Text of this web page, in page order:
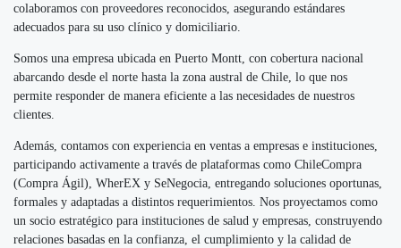
colaboramos con proveedores reconocidos, asegurando estándares
adecuados para su uso clínico y domiciliario.
Somos una empresa ubicada en Puerto Montt, con cobertura nacional
abarcando desde el norte hasta la zona austral de Chile, lo que nos
permite responder de manera eficiente a las necesidades de nuestros
clientes.
Además, contamos con experiencia en ventas a empresas e instituciones,
participando activamente a través de plataformas como ChileCompra
(Compra Ágil), WherEX y SeNegocia, entregando soluciones oportunas,
formales y adaptadas a distintos requerimientos. Nos proyectamos como
un socio estratégico para instituciones de salud y empresas, construyendo
relaciones basadas en la confianza, el cumplimiento y la calidad de